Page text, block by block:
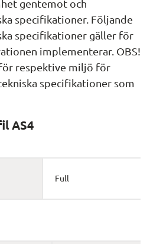
gentemot och
specifikationer. Följande
specifikationer gäller för
implementerar. OBS!
respektive miljö för
specifikationer som
AS4
Full